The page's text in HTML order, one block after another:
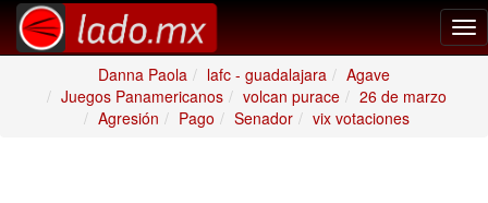
Danna Paola
lafc - guadalajara
Agave
Juegos Panamericanos
volcan purace
26 de marzo
Agresión
Pago Senador vix votaciones